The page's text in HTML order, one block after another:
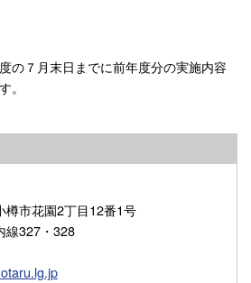
の７月末日までに前年度分の実施内容
。
市花園2丁目12番1号
線327・328